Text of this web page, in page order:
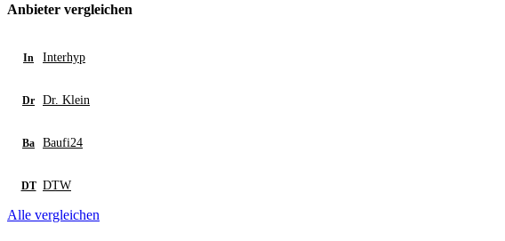
Anbieter vergleichen
In Interhyp
Dr Dr. Klein
Ba Baufi24
DT DTW
Alle vergleichen